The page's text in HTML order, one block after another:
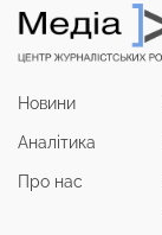
Новини
Аналітика
Про нас